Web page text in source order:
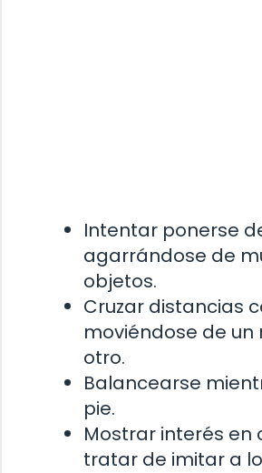
Intentar ponerse
agarrándose de
objetos.
Cruzar distancias
moviéndose de un
otro.
Balancearse
pie.
Mostrar interés en
tratar de imitar a